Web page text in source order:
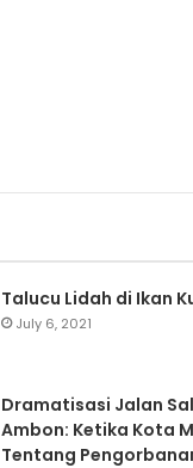
Talucu Lidah di Ikan
July 6, 2021
Dramatisasi Jalan
Ambon: Ketika Kota
Tentang